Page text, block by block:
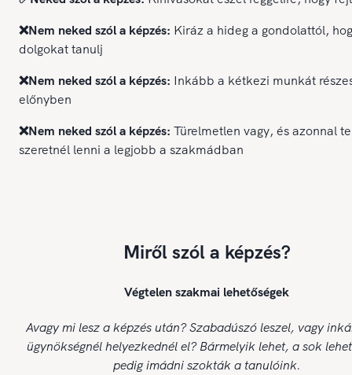
❌Nem neked szól a képzés: Kiráz a hideg a gondolattól,
dolgokat tanulj
❌Nem neked szól a képzés: Inkább a kétkezi munkát
előnyben
❌Nem neked szól a képzés: Türelmetlen vagy, és azonnal te
szeretnél lenni a legjobb a szakmádban
Miről szól a képzés?
Végtelen szakmai lehetőségek
Avagy mi lesz a képzés után? Szabadúszó leszel, vagy
ügynökségnél helyezkednél el? Bármelyik lehet, a sok
pedig imádni szokták a tanulóink.